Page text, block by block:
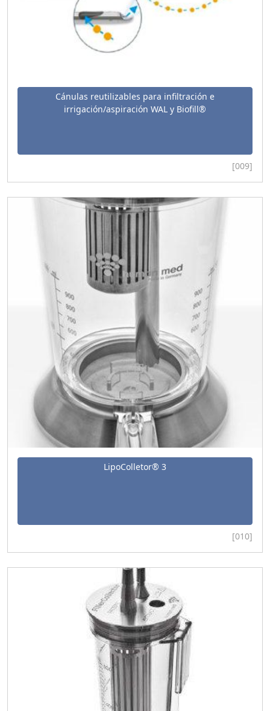
Cánulas reutilizables para infiltración e
irrigación/aspiración WAL y Biofill®
[009]
LipoColletor® 3
[010]